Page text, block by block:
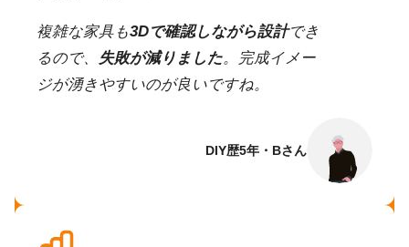
複雑な家具も3Dで確認しながら設計でき
るので、
失敗が減りました。完成イメー
ジが湧きやすいのが良いですね。
DIY歴5年・Bさん